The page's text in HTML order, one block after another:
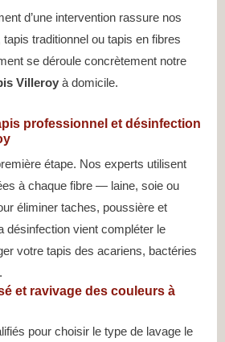
d’une intervention rassure nos
traditionnel ou tapis en fibres
se déroule concrètement notre
Villeroy à domicile.
professionnel et désinfection
étape. Nos experts utilisent
à chaque fibre — laine, soie ou
éliminer taches, poussière et
désinfection vient compléter le
votre tapis des acariens, bactéries
et ravivage des couleurs à
pour choisir le type de lavage le